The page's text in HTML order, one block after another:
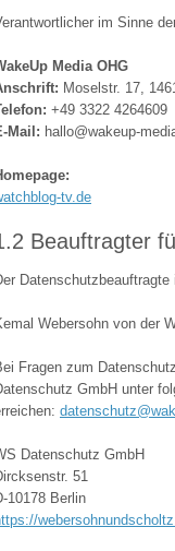
im Sinne
Media OHG
Moselstr. 17,
+49 3322 4264609
Mail: hallo@wakeup-
tv.de
Beauftragter
Datenschutzbeauftragte
Webersohn von der
Fragen zum
GmbH unter
Datenschutz GmbH
51
10178 Berlin